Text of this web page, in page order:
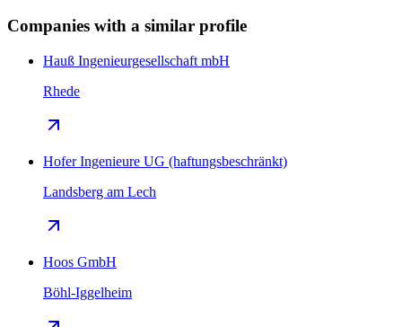
Companies with a similar profile
Hauß Ingenieurgesellschaft mbH
Rhede
Hofer Ingenieure UG (haftungsbeschränkt)
Landsberg am Lech
Hoos GmbH
Böhl-Iggelheim